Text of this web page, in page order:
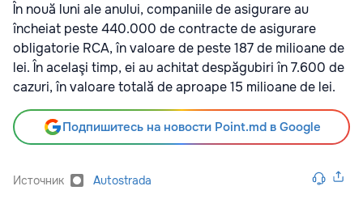
În nouă luni ale anului, companiile de asigurare au
încheiat peste 440.000 de contracte de asigurare
obligatorie RCA, în valoare de peste 187 de milioane de
lei. În acelaşi timp, ei au achitat despăgubiri în 7.600 de
cazuri, în valoare totală de aproape 15 milioane de lei.
Подпишитесь на новости Point.md в Google
Источник Autostrada